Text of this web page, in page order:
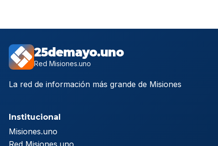
25demayo.uno
Red Misiones.uno
La red de información más grande de Misiones
Institucional
Misiones.uno
Red Misiones.uno